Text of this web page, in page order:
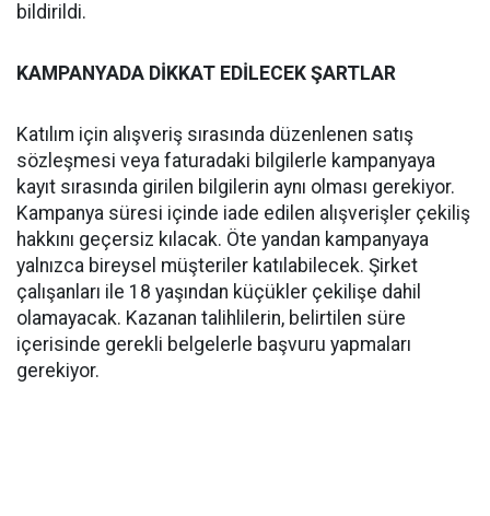
bildirildi.
KAMPANYADA DİKKAT EDİLECEK ŞARTLAR
Katılım için alışveriş sırasında düzenlenen satış
sözleşmesi veya faturadaki bilgilerle kampanyaya
kayıt sırasında girilen bilgilerin aynı olması gerekiyor.
Kampanya süresi içinde iade edilen alışverişler çekiliş
hakkını geçersiz kılacak. Öte yandan kampanyaya
yalnızca bireysel müşteriler katılabilecek. Şirket
çalışanları ile 18 yaşından küçükler çekilişe dahil
olamayacak. Kazanan talihlilerin, belirtilen süre
içerisinde gerekli belgelerle başvuru yapmaları
gerekiyor.